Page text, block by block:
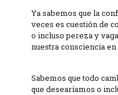
Ya sabemos que la
veces es cuestión de
o incluso pereza y
nuestra consciencia en
Sabemos que todo
que desearíamos o